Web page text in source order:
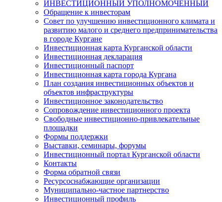
ИНВЕСТИЦИОННЫЙ УПОЛНОМОЧЕННЫЙ
Обращение к инвесторам
Совет по улучшению инвестиционного климата и
развитию малого и среднего предпринимательства
в городе Кургане
Инвестиционная карта Курганской области
Инвестиционная декларация
Инвестиционный паспорт
Инвестиционная карта города Кургана
План создания инвестиционных объектов и
объектов инфраструктуры
Инвестиционное законодательство
Сопровождение инвестиционного проекта
Свободные инвестиционно-привлекательные
площадки
Формы поддержки
Выставки, семинары, форумы
Инвестиционный портал Курганской области
Контакты
Форма обратной связи
Ресурсоснабжающие организации
Муниципально-частное партнерство
Инвестиционный профиль